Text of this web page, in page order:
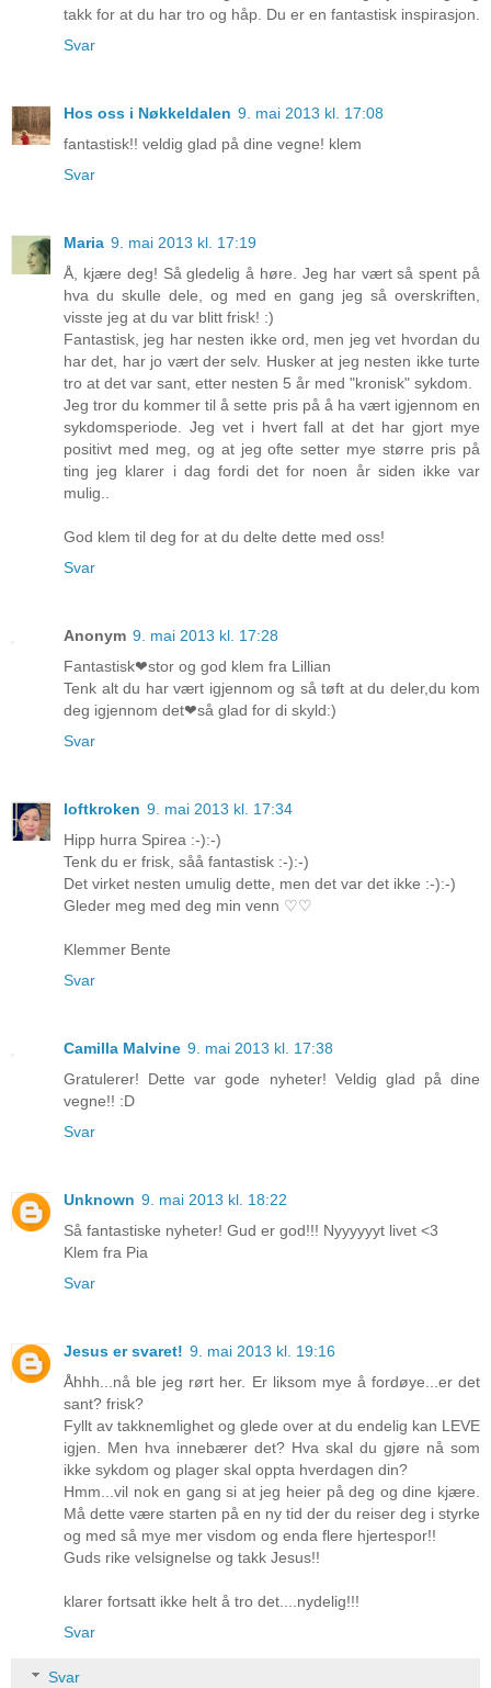
takk for at du har tro og håp. Du er en fantastisk inspirasjon.
Svar
Hos oss i Nøkkeldalen 9. mai 2013 kl. 17:08
fantastisk!! veldig glad på dine vegne! klem
Svar
Maria 9. mai 2013 kl. 17:19
Å, kjære deg! Så gledelig å høre. Jeg har vært så spent på
hva du skulle dele, og med en gang jeg så overskriften,
visste jeg at du var blitt frisk! :)
Fantastisk, jeg har nesten ikke ord, men jeg vet hvordan du
har det, har jo vært der selv. Husker at jeg nesten ikke turte
tro at det var sant, etter nesten 5 år med "kronisk" sykdom.
Jeg tror du kommer til å sette pris på å ha vært igjennom en
sykdomsperiode. Jeg vet i hvert fall at det har gjort mye
positivt med meg, og at jeg ofte setter mye større pris på
ting jeg klarer i dag fordi det for noen år siden ikke var
mulig..
God klem til deg for at du delte dette med oss!
Svar
Anonym 9. mai 2013 kl. 17:28
Fantastisk❤stor og god klem fra Lillian
Tenk alt du har vært igjennom og så tøft at du deler,du kom
deg igjennom det❤så glad for di skyld:)
Svar
loftkroken 9. mai 2013 kl. 17:34
Hipp hurra Spirea :-):-)
Tenk du er frisk, såå fantastisk :-):-)
Det virket nesten umulig dette, men det var det ikke :-):-)
Gleder meg med deg min venn ♡♡
Klemmer Bente
Svar
Camilla Malvine 9. mai 2013 kl. 17:38
Gratulerer! Dette var gode nyheter! Veldig glad på dine
vegne!! :D
Svar
Unknown 9. mai 2013 kl. 18:22
Så fantastiske nyheter! Gud er god!!! Nyyyyyyt livet <3
Klem fra Pia
Svar
Jesus er svaret! 9. mai 2013 kl. 19:16
Åhhh...nå ble jeg rørt her. Er liksom mye å fordøye...er det
sant? frisk?
Fyllt av takknemlighet og glede over at du endelig kan LEVE
igjen. Men hva innebærer det? Hva skal du gjøre nå som
ikke sykdom og plager skal oppta hverdagen din?
Hmm...vil nok en gang si at jeg heier på deg og dine kjære.
Må dette være starten på en ny tid der du reiser deg i styrke
og med så mye mer visdom og enda flere hjertespor!!
Guds rike velsignelse og takk Jesus!!
klarer fortsatt ikke helt å tro det....nydelig!!!
Svar
Svar